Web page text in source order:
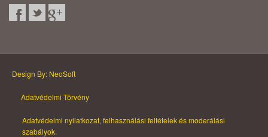
Design By: NeoSoft
Adatvédelmi Törvény
Adatvédelmi nyilatkozat, felhasználási feltételek és moderálási
szabályok.